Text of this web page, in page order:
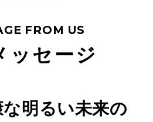
FROM US
ッセージ
明るい未来の